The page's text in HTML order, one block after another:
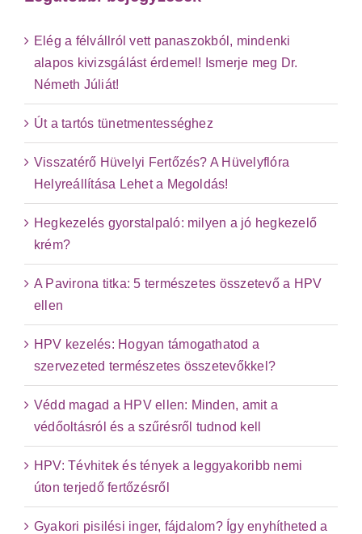
Elég a félvállról vett panaszokból, mindenki
alapos kivizsgálást érdemel! Ismerje meg Dr.
Németh Júliát!
Út a tartós tünetmentességhez
Visszatérő Hüvelyi Fertőzés? A Hüvelyflóra
Helyreállítása Lehet a Megoldás!
Hegkezelés gyorstalpaló: milyen a jó hegkezelő
krém?
A Pavirona titka: 5 természetes összetevő a HPV
ellen
HPV kezelés: Hogyan támogathatod a
szervezeted természetes összetevőkkel?
Védd magad a HPV ellen: Minden, amit a
védőoltásról és a szűrésről tudnod kell
HPV: Tévhitek és tények a leggyakoribb nemi
úton terjedő fertőzésről
Gyakori pisilési inger, fájdalom? Így enyhítheted a